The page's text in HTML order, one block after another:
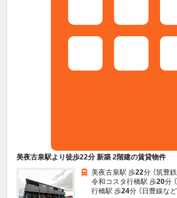
美夜古泉駅より徒歩22分 新築 2階建の賃貸物件
美夜古泉駅 歩22分 （筑豊鉄
令和コスタ行橋駅 歩20分
行橋駅 歩24分 （日豊線など